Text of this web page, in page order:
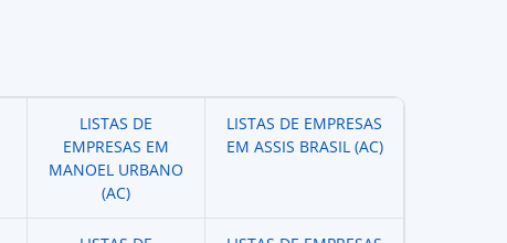
LISTAS DE
EMPRESAS EM
MANOEL URBANO
(AC)
LISTAS DE EMPRESAS
EM ASSIS BRASIL (AC)